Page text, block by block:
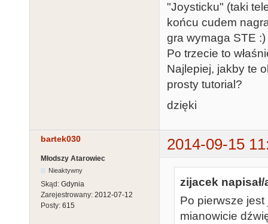
"Joysticku" (taki
końcu cudem
gra wymaga STE
Po trzecie to
Najlepiej, jakby te
prosty tutorial?
dzięki
bartek030 2014-09-15
Młodszy Atarowiec
Nieaktywny
Skąd: Gdynia
Zarejestrowany: 2012-07-12
Posty: 615
zijacek napisał/
Po pierwsze
mianowicie